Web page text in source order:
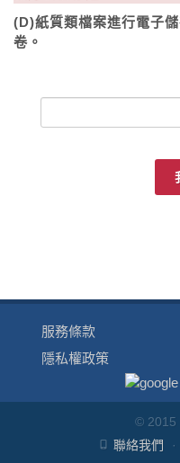
(D)紙質類檔案進行電子
卷。
服務條款
隱私權政策
© 2015
聯絡我們
·